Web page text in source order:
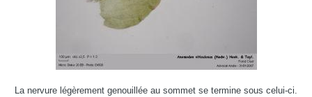
La nervure légèrement genouillée au sommet se termine sous celui-ci.